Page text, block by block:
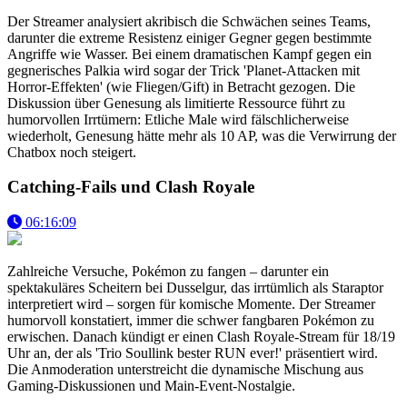
Der Streamer analysiert akribisch die Schwächen seines Teams,
darunter die extreme Resistenz einiger Gegner gegen bestimmte
Angriffe wie Wasser. Bei einem dramatischen Kampf gegen ein
gegnerisches Palkia wird sogar der Trick 'Planet-Attacken mit
Horror-Effekten' (wie Fliegen/Gift) in Betracht gezogen. Die
Diskussion über Genesung als limitierte Ressource führt zu
humorvollen Irrtümern: Etliche Male wird fälschlicherweise
wiederholt, Genesung hätte mehr als 10 AP, was die Verwirrung der
Chatbox noch steigert.
Catching-Fails und Clash Royale
06:16:09
Zahlreiche Versuche, Pokémon zu fangen – darunter ein
spektakuläres Scheitern bei Dusselgur, das irrtümlich als Staraptor
interpretiert wird – sorgen für komische Momente. Der Streamer
humorvoll konstatiert, immer die schwer fangbaren Pokémon zu
erwischen. Danach kündigt er einen Clash Royale-Stream für 18/19
Uhr an, der als 'Trio Soullink bester RUN ever!' präsentiert wird.
Die Anmoderation unterstreicht die dynamische Mischung aus
Gaming-Diskussionen und Main-Event-Nostalgie.